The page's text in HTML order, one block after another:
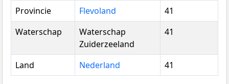
Provincie
Flevoland
41
Waterschap
Waterschap
Zuiderzeeland
41
Land Nederland 41